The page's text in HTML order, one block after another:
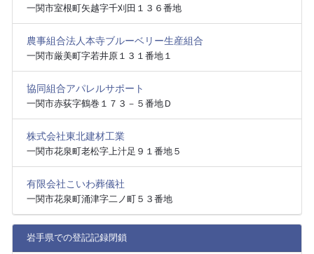
一関市室根町矢越字千刈田１３６番地
農事組合法人本寺ブルーベリー生産組合
一関市厳美町字若井原１３１番地１
協同組合アパレルサポート
一関市赤荻字鶴巻１７３－５番地Ｄ
株式会社東北建材工業
一関市花泉町老松字上汁足９１番地５
有限会社こいわ葬儀社
一関市花泉町涌津字二ノ町５３番地
岩手県での登記記録閉鎖